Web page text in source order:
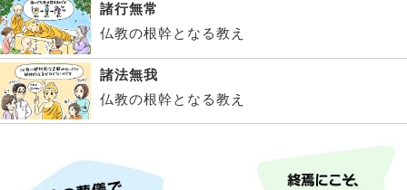
諸行無常
仏教の根幹となる教え
諸法無我
仏教の根幹となる教え